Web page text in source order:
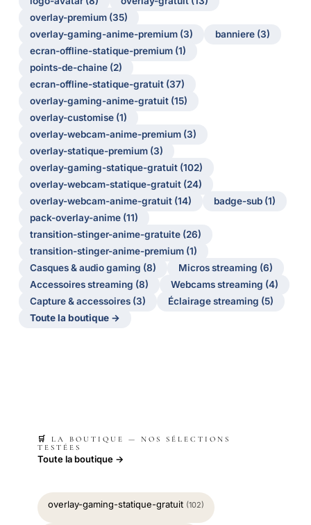
overlay-premium (35)
overlay-gaming-anime-premium (3)
banniere (3)
ecran-offline-statique-premium (1)
points-de-chaine (2)
ecran-offline-statique-gratuit (37)
overlay-gaming-anime-gratuit (15)
overlay-customise (1)
overlay-webcam-anime-premium (3)
overlay-statique-premium (3)
overlay-gaming-statique-gratuit (102)
overlay-webcam-statique-gratuit (24)
overlay-webcam-anime-gratuit (14)
badge-sub (1)
pack-overlay-anime (11)
transition-stinger-anime-gratuite (26)
transition-stinger-anime-premium (1)
Casques & audio gaming (8)
Micros streaming (6)
Accessoires streaming (8)
Webcams streaming (4)
Capture & accessoires (3)
Éclairage streaming (5)
Toute la boutique →
🛒 LA BOUTIQUE — NOS SÉLECTIONS
TESTÉES
Toute la boutique →
overlay-gaming-statique-gratuit (102)